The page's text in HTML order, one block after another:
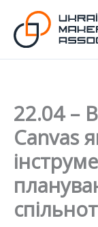
Перейти
вмісту
22.04 –
Canvas